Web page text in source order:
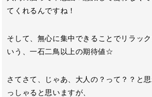
てくれるんですね！
そして、無心に集中できることでリラッ
いう、一石二鳥以上の期待値☆
さてさて、じゃあ、大人の？って？？と
っしゃると思いますが、